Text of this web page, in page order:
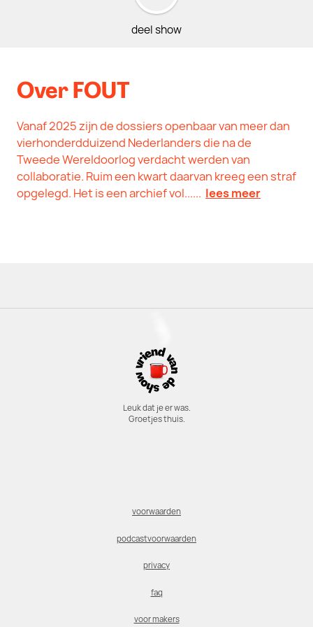
deel show
Over FOUT
Vanaf 2025 zijn de dossiers openbaar van meer dan
vierhonderdduizend Nederlanders die na de
Tweede Wereldoorlog verdacht werden van
collaboratie. Ruim een kwart daarvan kreeg een straf
opgelegd. Het is een archief vol...... lees meer
Leuk dat je er was.
Groetjes thuis.
voorwaarden
podcastvoorwaarden
privacy
faq
voor makers